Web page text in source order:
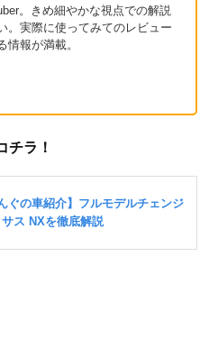
。きめ細やかな視点での解説
。実際に使ってみてのレビュー
情報が満載。
チラ！